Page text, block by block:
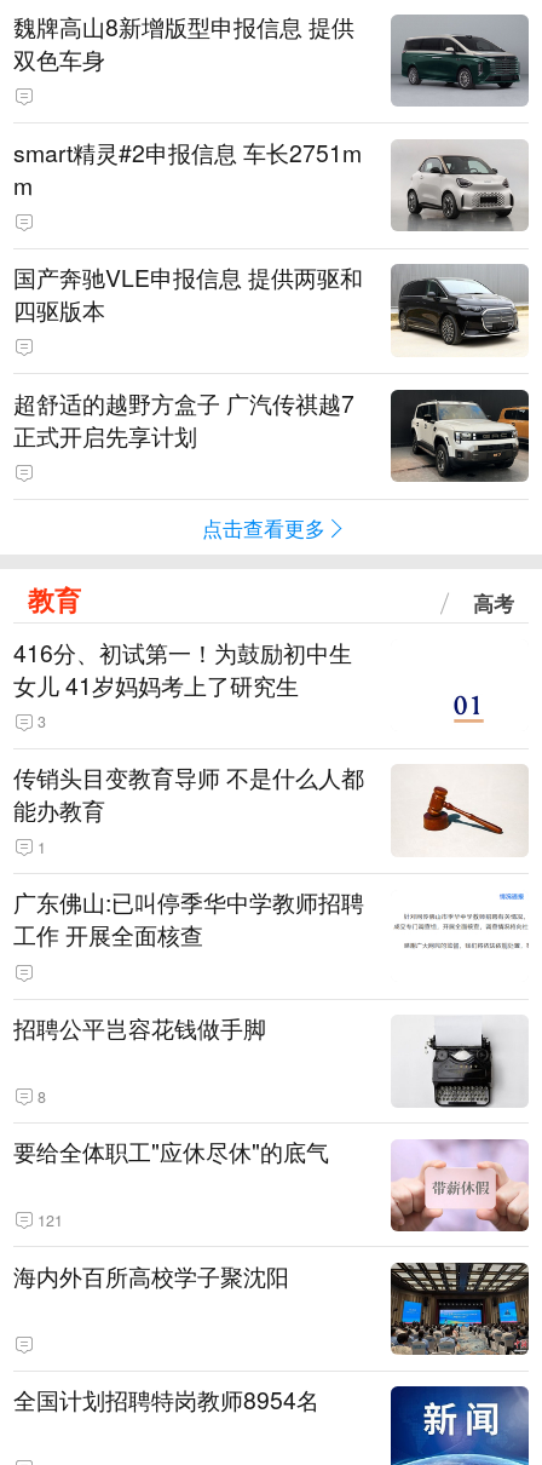
魏牌高山8新增版型申报信息 提供
双色车身
smart精灵#2申报信息 车长2751m
m
国产奔驰VLE申报信息 提供两驱和
四驱版本
超舒适的越野方盒子 广汽传祺越7
正式开启先享计划
点击查看更多
教育 高考
416分、初试第一！为鼓励初中生
女儿 41岁妈妈考上了研究生
3
传销头目变教育导师 不是什么人都
能办教育
1
广东佛山:已叫停季华中学教师招聘
工作 开展全面核查
招聘公平岂容花钱做手脚
8
要给全体职工"应休尽休"的底气
121
海内外百所高校学子聚沈阳
全国计划招聘特岗教师8954名